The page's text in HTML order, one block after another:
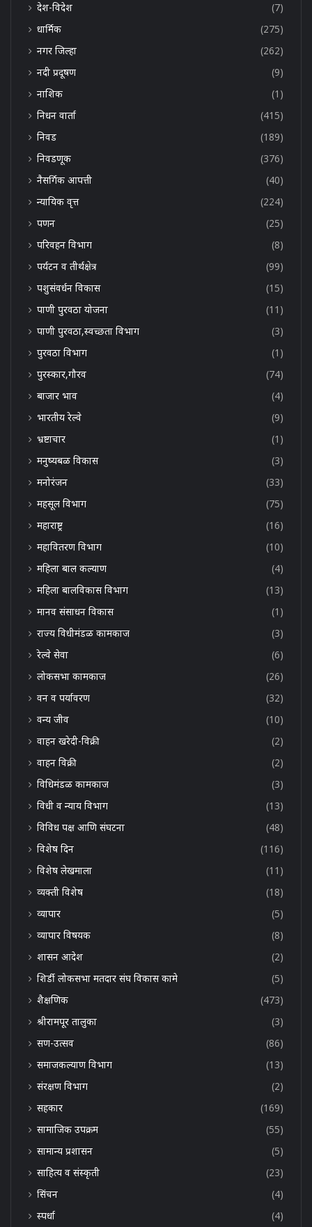
देश-विदेश
(7)
धार्मिक
(275)
नगर जिल्हा
(262)
नदी प्रदूषण
(9)
नाशिक
(1)
निधन वार्ता
(415)
निवड
(189)
निवडणूक
(376)
नैसर्गिक आपत्ती
(40)
न्यायिक वृत्त
(224)
पणन
(25)
परिवहन विभाग
(8)
पर्यटन व तीर्थक्षेत्र
(99)
पशुसंवर्धन विकास
(15)
पाणी पुरवठा योजना
(11)
पाणी पुरवठा,स्वच्छता विभाग
(3)
पुरवठा विभाग
(1)
पुरस्कार,गौरव
(74)
बाजार भाव
(4)
भारतीय रेल्वे
(9)
भ्रष्टाचार
(1)
मनुष्यबळ विकास
(3)
मनोरंजन
(33)
महसूल विभाग
(75)
महाराष्ट्र
(16)
महावितरण विभाग
(10)
महिला बाल कल्याण
(4)
महिला बालविकास विभाग
(13)
मानव संसाधन विकास
(1)
राज्य विधीमंडळ कामकाज
(3)
रेल्वे सेवा
(6)
लोकसभा कामकाज
(26)
वन व पर्यावरण
(32)
वन्य जीव
(10)
वाहन खरेदी-विक्री
(2)
वाहन विक्री
(2)
विधिमंडळ कामकाज
(3)
विधी व न्याय विभाग
(13)
विविध पक्ष आणि संघटना
(48)
विशेष दिन
(116)
विशेष लेखमाला
(11)
व्यक्ती विशेष
(18)
व्यापार
(5)
व्यापार विषयक
(8)
शासन आदेश
(2)
शिर्डी लोकसभा मतदार संघ विकास कामे
(5)
शैक्षणिक
(473)
श्रीरामपूर तालुका
(3)
सण-उत्सव
(86)
समाजकल्याण विभाग
(13)
संरक्षण विभाग
(2)
सहकार
(169)
सामाजिक उपक्रम
(55)
सामान्य प्रशासन
(5)
साहित्य व संस्कृती
(23)
सिंचन
(4)
स्पर्धा
(4)